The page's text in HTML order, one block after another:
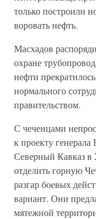
только построили
воровать нефть.
Масхадов
охране
нефти
нормального
правительством.
С чеченцами
к проекту
Северный Кавказ в
отделить горную
разгар боевых
вариант. Они
мятежной